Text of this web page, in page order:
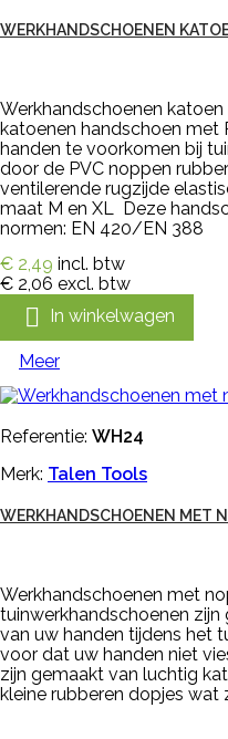
WERKHANDSCHOENEN
Werkhandschoenen
katoenen handschoen met
handen te voorkomen bij
door de PVC noppen
ventilerende rugzijde
maat M en XL Deze
normen: EN 420/EN 388
€ 2,49 incl. btw
€ 2,06 excl. btw
 In winkelwagen
Meer
Referentie: WH24
Merk: Talen Tools
WERKHANDSCHOENEN MET
Werkhandschoenen met
tuinwerkhandschoenen
van uw handen tijdens het
voor dat uw handen niet
zijn gemaakt van luchtig
kleine rubberen dopjes